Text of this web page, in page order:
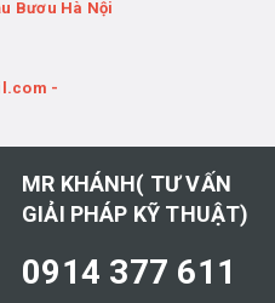
Bươu Hà Nội
-
MR KHÁNH( TƯ VẤN
GIẢI PHÁP KỸ THUẬT)
0914 377 611